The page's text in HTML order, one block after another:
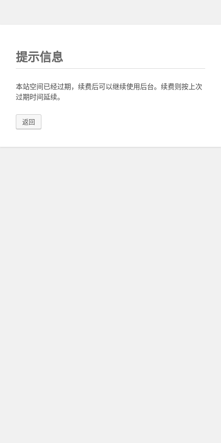
提示信息
本站空间已经过期，续费后可以继续使用后台。续费则按上次
过期时间延续。
返回